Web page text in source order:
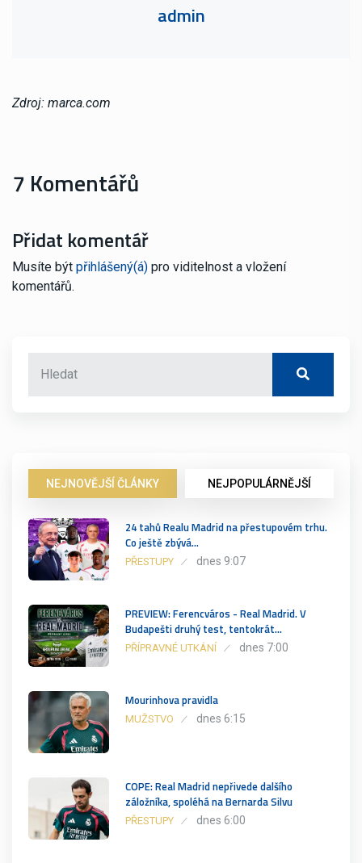
admin
Zdroj: marca.com
7 Komentářů
Přidat komentář
Musíte být přihlášený(á) pro viditelnost a vložení
komentářů.
NEJNOVĚJŠÍ ČLÁNKY NEJPOPULÁRNĚJŠÍ
24 tahů Realu Madrid na přestupovém trhu.
Co ještě zbývá…
PŘESTUPY dnes 9:07
PREVIEW: Ferencváros - Real Madrid. V
Budapešti druhý test, tentokrát…
PŘÍPRAVNÉ UTKÁNÍ dnes 7:00
Mourinhova pravidla
MUŽSTVO dnes 6:15
COPE: Real Madrid nepřivede dalšího
záložníka, spoléhá na Bernarda Silvu
PŘESTUPY dnes 6:00